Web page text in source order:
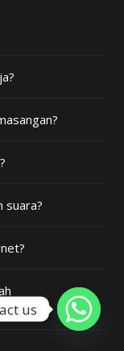
suara?
us